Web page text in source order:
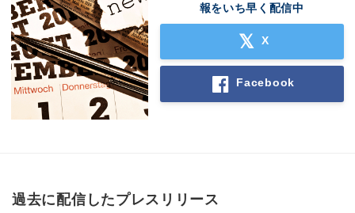
報をいち早く配信中
X
Facebook
過去に配信したプレスリリース